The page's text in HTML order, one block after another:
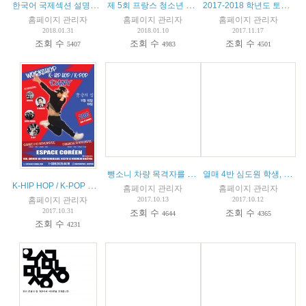
홈페이지 관리자
2018.01.31
조회 수5407
홈페이지 관리자
2018.01.10
조회 수4983
홈페이지 관리자
2017.11.17
조회 수 4501
홈페이지 관리자
2017.10.31
조회 수4231
뺑소니 차량 목격자를 찾습니다.
홈페이지 관리자
2017.10.13
조회 수4644
열매 4반 심도원 학생, 2017년 나의꿈국제재단 장학생 선정
홈페이지 관리자
2017.10.12
조회 수 4365